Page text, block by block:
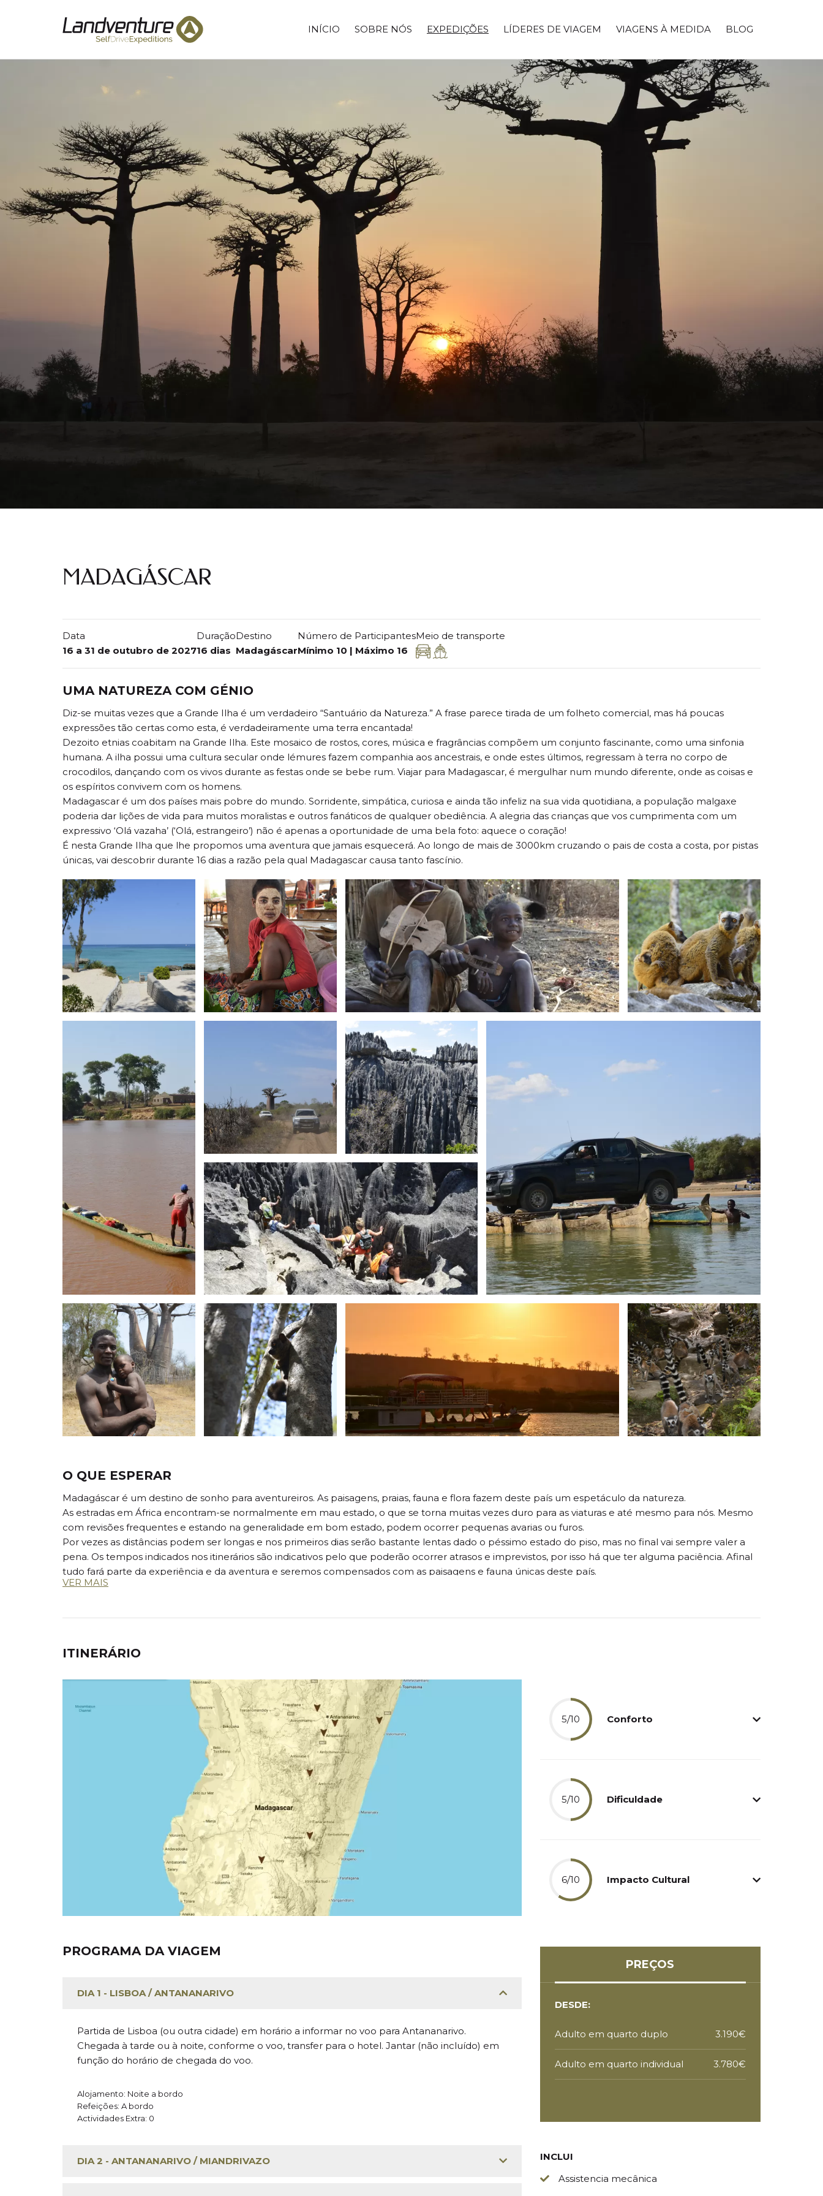
INÍCIO SOBRE NÓS EXPEDIÇÕES LÍDERES DE VIAGEM VIAGENS À MEDIDA BLOG
A GRANDE ILHA
MADAGÁSCAR
Data
16 a 31 de outubro de 2027
Duração
16 dias
Destino
Madagáscar
Número de Participantes
Mínimo 10 | Máximo 16
Meio de transporte
UMA NATUREZA COM GÉNIO
Diz-se muitas vezes que a Grande Ilha é um verdadeiro “Santuário da Natureza.” A frase parece tirada de um folheto comercial, mas há poucas
expressões tão certas como esta, é verdadeiramente uma terra encantada!
Dezoito etnias coabitam na Grande Ilha. Este mosaico de rostos, cores, música e fragrâncias compõem um conjunto fascinante, como uma sinfonia
humana. A ilha possui uma cultura secular onde lémures fazem companhia aos ancestrais, e onde estes últimos, regressam à terra no corpo de
crocodilos, dançando com os vivos durante as festas onde se bebe rum. Viajar para Madagascar, é mergulhar num mundo diferente, onde as coisas e
os espíritos convivem com os homens.
Madagascar é um dos países mais pobre do mundo. Sorridente, simpática, curiosa e ainda tão infeliz na sua vida quotidiana, a população malgaxe
poderia dar lições de vida para muitos moralistas e outros fanáticos de qualquer obediência. A alegria das crianças que vos cumprimenta com um
expressivo ‘Olá vazaha’ (‘Olá, estrangeiro’) não é apenas a oportunidade de uma bela foto: aquece o coração!
É nesta Grande Ilha que lhe propomos uma aventura que jamais esquecerá. Ao longo de mais de 3000km cruzando o pais de costa a costa, por pistas
únicas, vai descobrir durante 16 dias a razão pela qual Madagascar causa tanto fascínio.
O QUE ESPERAR
Madagáscar é um destino de sonho para aventureiros. As paisagens, praias, fauna e flora fazem deste país um espetáculo da natureza.
As estradas em África encontram-se normalmente em mau estado, o que se torna muitas vezes duro para as viaturas e até mesmo para nós. Mesmo
com revisões frequentes e estando na generalidade em bom estado, podem ocorrer pequenas avarias ou furos.
Por vezes as distâncias podem ser longas e nos primeiros dias serão bastante lentas dado o péssimo estado do piso, mas no final vai sempre valer a
pena. Os tempos indicados nos itinerários são indicativos pelo que poderão ocorrer atrasos e imprevistos, por isso há que ter alguma paciência. Afinal
tudo fará parte da experiência e da aventura e seremos compensados com as paisagens e fauna únicas deste país.
Esperam-nos dias quentes e húmidos que serão compensados com mergulhos no mar turquesa do Índico.
VER MAIS
ITINERÁRIO
PROGRAMA DA VIAGEM
DIA 1 - LISBOA / ANTANANARIVO
Partida de Lisboa (ou outra cidade) em horário a informar no voo para Antananarivo.
Chegada à tarde ou à noite, conforme o voo, transfer para o hotel. Jantar (não incluído) em
função do horário de chegada do voo.
Alojamento: Noite a bordo
Refeições: A bordo
Actividades Extra: 0
DIA 2 - ANTANANARIVO / MIANDRIVAZO
5/10 Conforto
5/10 Dificuldade
6/10 Impacto Cultural
PREÇOS
DESDE:
Adulto em quarto duplo 3.190€
Adulto em quarto individual 3.780€
INCLUI
Assistencia mecânica